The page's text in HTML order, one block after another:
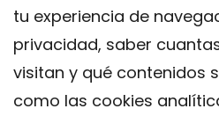
tu experiencia de
privacidad, saber
visitan y qué contenidos
como las cookies